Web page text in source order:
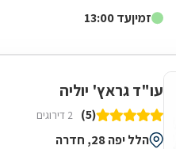
זמיןעד 13:00
עו"ד גראץ' יוליה
(5) 2 דירוגים
הלל יפה 28, חדרה